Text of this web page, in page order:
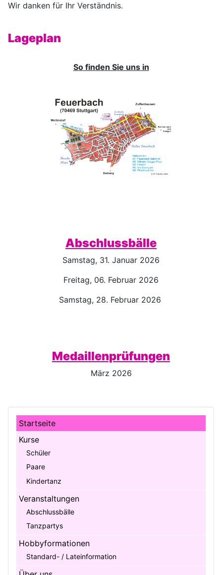
Startseite
Kurse
Schüler
Paare
Kindertanz
Veranstaltungen
Abschlussbälle
Tanzpartys
Hobbyformationen
Standard- / Lateinformation
Wir danken für Ihr Verständnis.
Lageplan
So finden Sie uns in
Abschlussbälle
Samstag, 31. Januar 2026
Freitag, 06. Februar 2026
Samstag, 28. Februar 2026
Medaillenprüfungen
März 2026